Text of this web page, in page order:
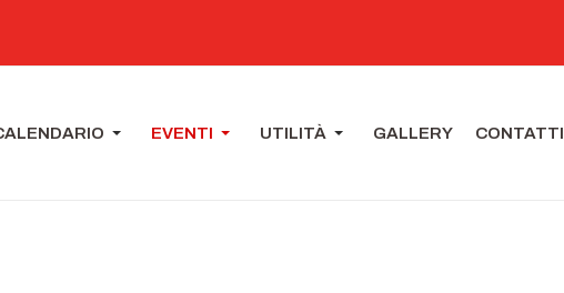
EVENTI UTILITÀ GALLERY CONTATTI